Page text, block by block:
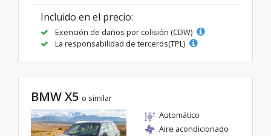
Incluido en el precio:
Exención de daños por colisión (CDW)
La responsabilidad de terceros(TPL)
BMW X5 o similar
Automático
Aire acondicionado